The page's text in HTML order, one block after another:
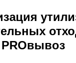
PROвывоз